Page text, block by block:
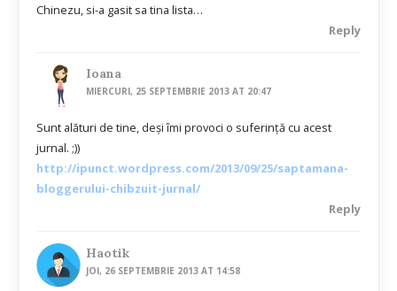
Chinezu, si-a gasit sa tina lista…
Reply
Ioana
MIERCURI, 25 SEPTEMBRIE 2013 AT 20:47
Sunt alături de tine, deși îmi provoci o suferință cu acest
jurnal. ;))
http://ipunct.wordpress.com/2013/09/25/saptamana-
bloggerului-chibzuit-jurnal/
Reply
Haotik
JOI, 26 SEPTEMBRIE 2013 AT 14:58